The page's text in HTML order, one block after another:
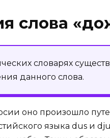
слова
словарях
данного слова.
оно произошло
языка dus и